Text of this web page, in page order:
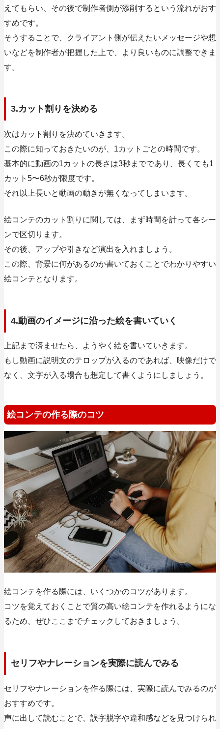
えてもらい、その後で制作者側が添削するという流れがおす
すめです。
そうすることで、クライアント側が伝えたいメッセージや想
いなどを制作者が把握した上で、より良いものに調整できま
す。
3.カット割りを決める
次はカット割りを決めていきます。
この際に知っておきたいのが、1カットごとの時間です。
基本的に動画の1カットの長さは3秒までであり、長くても1
カット5〜6秒が限度です。
それ以上長いと動画の動きが無くなってしまいます。
絵コンテのカット割りに関しては、まず時間を計って各シー
ンで区切ります。
その後、アップや引きなど演出を入れましょう。
この際、背景に何があるのか書いておくことでわかりやすい
絵コンテとなります。
4.動画のイメージに沿った絵を書いていく
上記まで済ませたら、ようやく絵を書いていきます。
もし動画に説明文のテロップが入るのであれば、映像だけで
なく、文字が入る場合も想定して書くようにしましょう 。
絵コンテの作る際のコツ
絵コンテを作る際には、いくつかのコツがあります。
コツを覚えておくことで質の高い絵コンテを作れるようにな
るため、ぜひここまでチェックしておきましょう。
セリフやナレーションを実際に読んでみる
セリフやナレーションを作る際には、実際に読んでみるのが
おすすめです。
声に出して読むことで、誤字脱字や違和感などを見つけられ